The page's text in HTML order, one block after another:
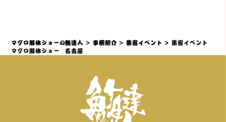
の実施実績があります。
ーテイメントとして昇華させるプロの
グ＆サプライズ入場」で期待感を高
め、「共同作業と写真映え」で誰もが
主役になり、「ライブで食す」最高の
カタルシスを提供することがです。
マグロ解体ショーの鮪達人 > 事例紹介 >集客イベント >集客イベント
マグロ解体ショー 名古屋